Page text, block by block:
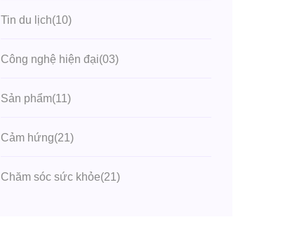
Tin du lịch(10)
Công nghệ hiện đại(03)
Sản phẩm(11)
Cảm hứng(21)
Chăm sóc sức khỏe(21)